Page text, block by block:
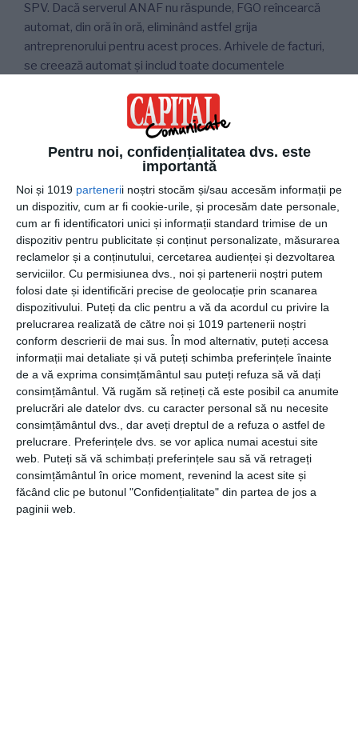
Pentru noi, confidențialitatea dvs. este
importantă
Noi și 1019 partenerii noștri stocăm și/sau accesăm informații pe
un dispozitiv, cum ar fi cookie-urile, și procesăm date personale,
cum ar fi identificatori unici și informații standard trimise de un
dispozitiv pentru publicitate și conținut personalizate, măsurarea
reclamelor și a conținutului, cercetarea audienței și dezvoltarea
serviciilor. Cu permisiunea dvs., noi și partenerii noștri putem
folosi date și identificări precise de geolocație prin scanarea
dispozitivului. Puteți da clic pentru a vă da acordul cu privire la
prelucrarea realizată de către noi și 1019 partenerii noștri
conform descrierii de mai sus. În mod alternativ, puteți accesa
informații mai detaliate și vă puteți schimba preferințele înainte
de a vă exprima consimțământul sau puteți refuza să vă dați
consimțământul. Vă rugăm să rețineți că este posibil ca anumite
prelucrări ale datelor dvs. cu caracter personal să nu necesite
consimțământul dvs., dar aveți dreptul de a refuza o astfel de
prelucrare. Preferințele dvs. se vor aplica numai acestui site
web. Puteți să vă schimbați preferințele sau să vă retrageți
consimțământul în orice moment, revenind la acest site și
făcând clic pe butonul "Confidențialitate" din partea de jos a
paginii web.
SPV. Dacă serverul ANAF nu răspunde, FGO reîncearcă
automat, din oră în oră, eliminând astfel grija
antreprenorului pentru acest proces. Arhivele de facturi,
se creează automat și includ toate documentele
Google Drive sau OneDrive, iar toate documentele sunt
păstrate în contul FGO timp de 5 ani. FGO este partener
Siguranţa datelor este o prioritate pentru FGO. De aceea
colaborăm cu Amazon Web Services (AWS) pentru a
asigura rapiditatea și eficiența tuturor funcționalităților
noastre. Infrastructura AWS este integrată în soluția
noastră. Amazon a confirmat eficiența colaborăriiprintr-
un studiu de caz.
FGO și eMAG Marketplace
Utilizatorii platformei de e-Commerce pot simplifica și
automatiza procesul de facturare și procesare a
borderourilor de încasare. În plus, aceștia beneficiază
automat de toate avantajele pe care FGO le oferă,
inclusiv integrare cu SPV, băncile și contabilitatea.